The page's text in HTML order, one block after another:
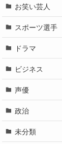
お笑い芸人
スポーツ選手
ドラマ
ビジネス
声優
政治
未分類